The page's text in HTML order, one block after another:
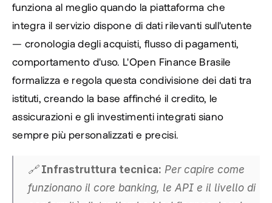
funziona al meglio quando la piattaforma che
integra il servizio dispone di dati rilevanti sull'utente
— cronologia degli acquisti, flusso di pagamenti,
comportamento d'uso. L'Open Finance Brasile
formalizza e regola questa condivisione dei dati tra
istituti, creando la base affinché il credito, le
assicurazioni e gli investimenti integrati siano
sempre più personalizzati e precisi.
🔗 Infrastruttura tecnica: Per capire come
funzionano il core banking, le API e il livello di